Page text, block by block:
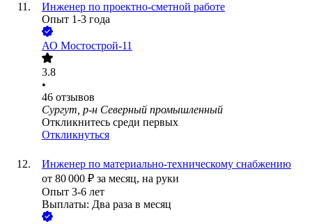
Инженер по проектно-сметной работе
Опыт 1-3 года
АО Мостострой-11
3.8
•
46 отзывов
Сургут, р-н Северный промышленный
Откликнитесь среди первых
Откликнуться
Инженер по материально-техническому снабжению
от 80 000 ₽ за месяц, на руки
Опыт 3-6 лет
Выплаты: Два раза в месяц